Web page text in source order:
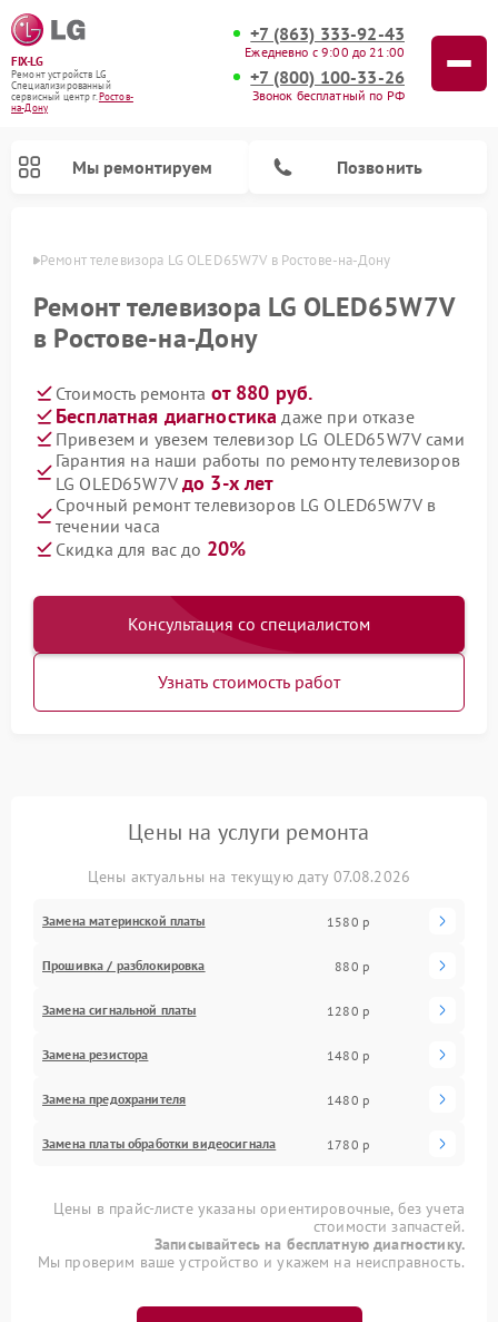
FIX-LG
Ремонт устройств LG
Специализированный
cервисный центр г.Ростов-
на-Дону
+7 (863) 333-92-43
Ежедневно с 9:00 до 21:00
+7 (800) 100-33-26
Звонок бесплатный по РФ
Мы ремонтируем Позвонить
Ремонт телевизора LG OLED65W7V в Ростове-на-Дону
Ремонт телевизора LG OLED65W7V
в Ростове-на-Дону
Стоимость ремонта от 880 руб.
Бесплатная диагностика даже при отказе
Привезем и увезем телевизор LG OLED65W7V сами
Гарантия на наши работы по ремонту телевизоров
LG OLED65W7V до 3-х лет
Срочный ремонт телевизоров LG OLED65W7V в
течении часа
Скидка для вас до 20%
Консультация со специалистом
Узнать стоимость работ
Цены на услуги ремонта
Цены актуальны на текущую дату 07.08.2026
Замена материнской платы 1580 р
Прошивка / разблокировка 880 р
Замена сигнальной платы 1280 р
Замена резистора 1480 р
Замена предохранителя 1480 р
Замена платы обработки видеосигнала 1780 р
Цены в прайс-листе указаны ориентировочные, без учета
стоимости запчастей.
Записывайтесь на бесплатную диагностику.
Мы проверим ваше устройство и укажем на неисправность.